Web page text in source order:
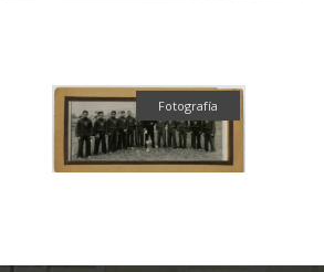
Fotografía